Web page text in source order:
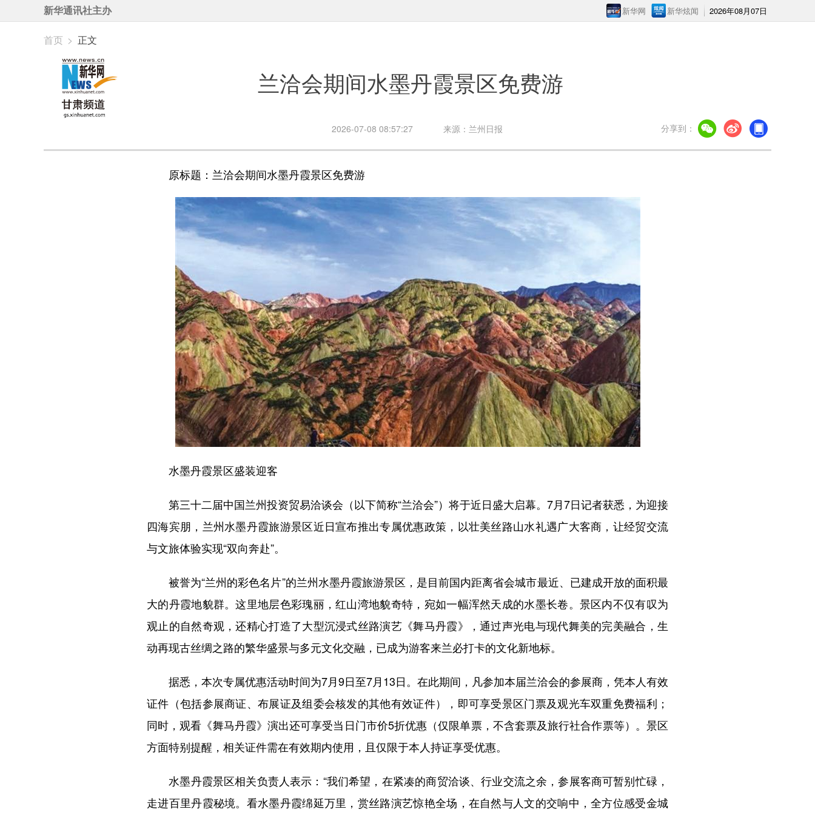
新华通讯社主办 2026年08月07日
新华炫闻
新华网
首页 > 正文
兰洽会期间水墨丹霞景区免费游
2026-07-08 08:57:27 来源：兰州日报 分享到：
原标题：兰洽会期间水墨丹霞景区免费游
水墨丹霞景区盛装迎客
第三十二届中国兰州投资贸易洽谈会（以下简称“兰洽会”）将于近日盛大启幕。7月7日记者获悉，为迎接
四海宾朋，兰州水墨丹霞旅游景区近日宣布推出专属优惠政策，以壮美丝路山水礼遇广大客商，让经贸交流
与文旅体验实现“双向奔赴”。
被誉为“兰州的彩色名片”的兰州水墨丹霞旅游景区，是目前国内距离省会城市最近、已建成开放的面积最
大的丹霞地貌群。这里地层色彩瑰丽，红山湾地貌奇特，宛如一幅浑然天成的水墨长卷。景区内不仅有叹为
观止的自然奇观，还精心打造了大型沉浸式丝路演艺《舞马丹霞》，通过声光电与现代舞美的完美融合，生
动再现古丝绸之路的繁华盛景与多元文化交融，已成为游客来兰必打卡的文化新地标。
据悉，本次专属优惠活动时间为7月9日至7月13日。在此期间，凡参加本届兰洽会的参展商，凭本人有效
证件（包括参展商证、布展证及组委会核发的其他有效证件），即可享受景区门票及观光车双重免费福利；
同时，观看《舞马丹霞》演出还可享受当日门市价5折优惠（仅限单票，不含套票及旅行社合作票等）。景区
方面特别提醒，相关证件需在有效期内使用，且仅限于本人持证享受优惠。
水墨丹霞景区相关负责人表示：“我们希望，在紧凑的商贸洽谈、行业交流之余，参展客商可暂别忙碌，
走进百里丹霞秘境。看水墨丹霞绵延万里，赏丝路演艺惊艳全场，在自然与人文的交响中，全方位感受金城